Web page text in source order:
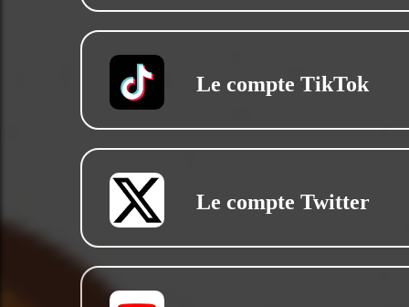
Le compte TikTok
Le compte Twitter